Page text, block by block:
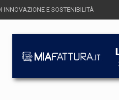
INNOVAZIONE E SOSTENIBILITÀ